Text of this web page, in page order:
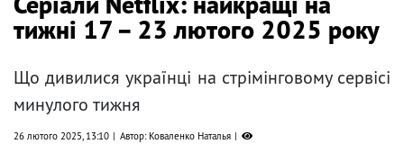
тижні 17 – 23 лютого 2025 року
Що дивилися українці на стрімінговому сервісі
минулого тижня
26 лютого 2025, 13:10 Автор: Коваленко Наталья